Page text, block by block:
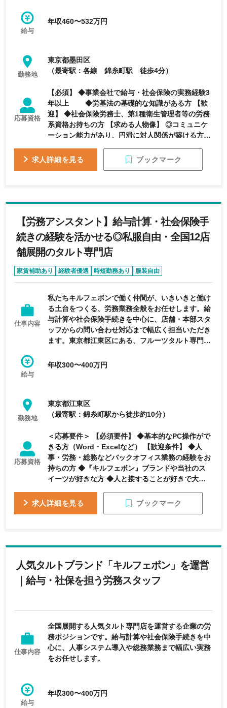
給与
年収460〜532万円
勤務地
東京都墨田区
（最寄駅：各線 錦糸町駅 徒歩4分）
応募資格
【必須】 ◆事業会社で給与・社会保険の実務経験3
年以上 ◆労基法の基礎的な知識がある方 【歓
迎】 ◆社会保険労務士、第1種衛生管理者等の労務
系資格お持ちの方 【求める人物像】 ◎コミュニケ
ーション能力があり、円滑に対人関係が築ける方 ◎
極的・前向きに業務に取り組める方 ◎柔軟な考え方
求人詳細を見る ブックマーク
【労務アシスタント】給与計算・社会保険手
続きの経験を活かせる◎私服自由・全国12店
舗展開のタルト専門店
家賃補助あり 経験者優遇 時短勤務あり
服装自由
完全週休2日制
仕事内容
私たちキルフェボンで働く仲間が、いきいきと働け
る土台をつくる、労務業務全般をお任せします。給
与計算や社会保険手続きを中心に、店舗・本部スタ
ッフからの問い合わせ対応まで幅広く担当いただき
ます。東京都江東区にある、フルーツタルト専門店
給与
年収300〜400万円
勤務地
東京都江東区
（最寄駅：錦糸町駅から徒歩約10分）
応募資格
＜応募要件＞ 【必須要件】 ◆基本的なPC操作がで
きる方（Word・Excelなど） 【歓迎条件】 ◆人
事・労務・総務などバックオフィス業務の経験をお
持ちの方 ◆『キルフェボン』ブランドや当社のス
イーツが好きな方 ◆人と接することが好きで大切に
ける方 ◆多様な人とのやり取りに前向きに取り組め
求人詳細を見る ブックマーク
人気タルトブランド「キルフェボン」を運営
｜給与・社保を担う労務スタッフ
仕事内容
全国展開する人気タルト専門店を運営する企業の労
務ポジションです。給与計算や社会保険手続きを中
心に、人事システム導入や総務業務まで幅広い実務
をお任せします。
給与
年収300〜400万円